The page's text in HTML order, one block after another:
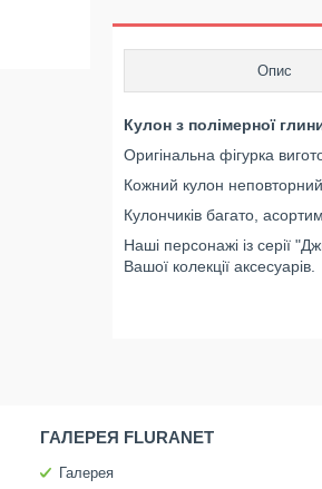
Опис
Кулон з полімерної
Оригінальна фігурка
Кожний кулон
Кулончиків багато,
Наші персонажі із серії
Вашої колекції аксесуарів.
ГАЛЕРЕЯ FLURANET
Галерея